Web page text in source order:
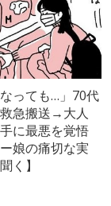
なっても…」70代
急搬送→大人
に最悪を覚悟
娘の痛切な実
く】